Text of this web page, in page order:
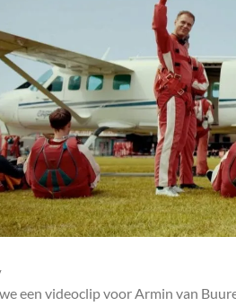
een videoclip voor Armin van